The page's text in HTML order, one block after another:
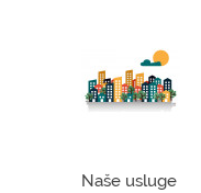
Naše usluge